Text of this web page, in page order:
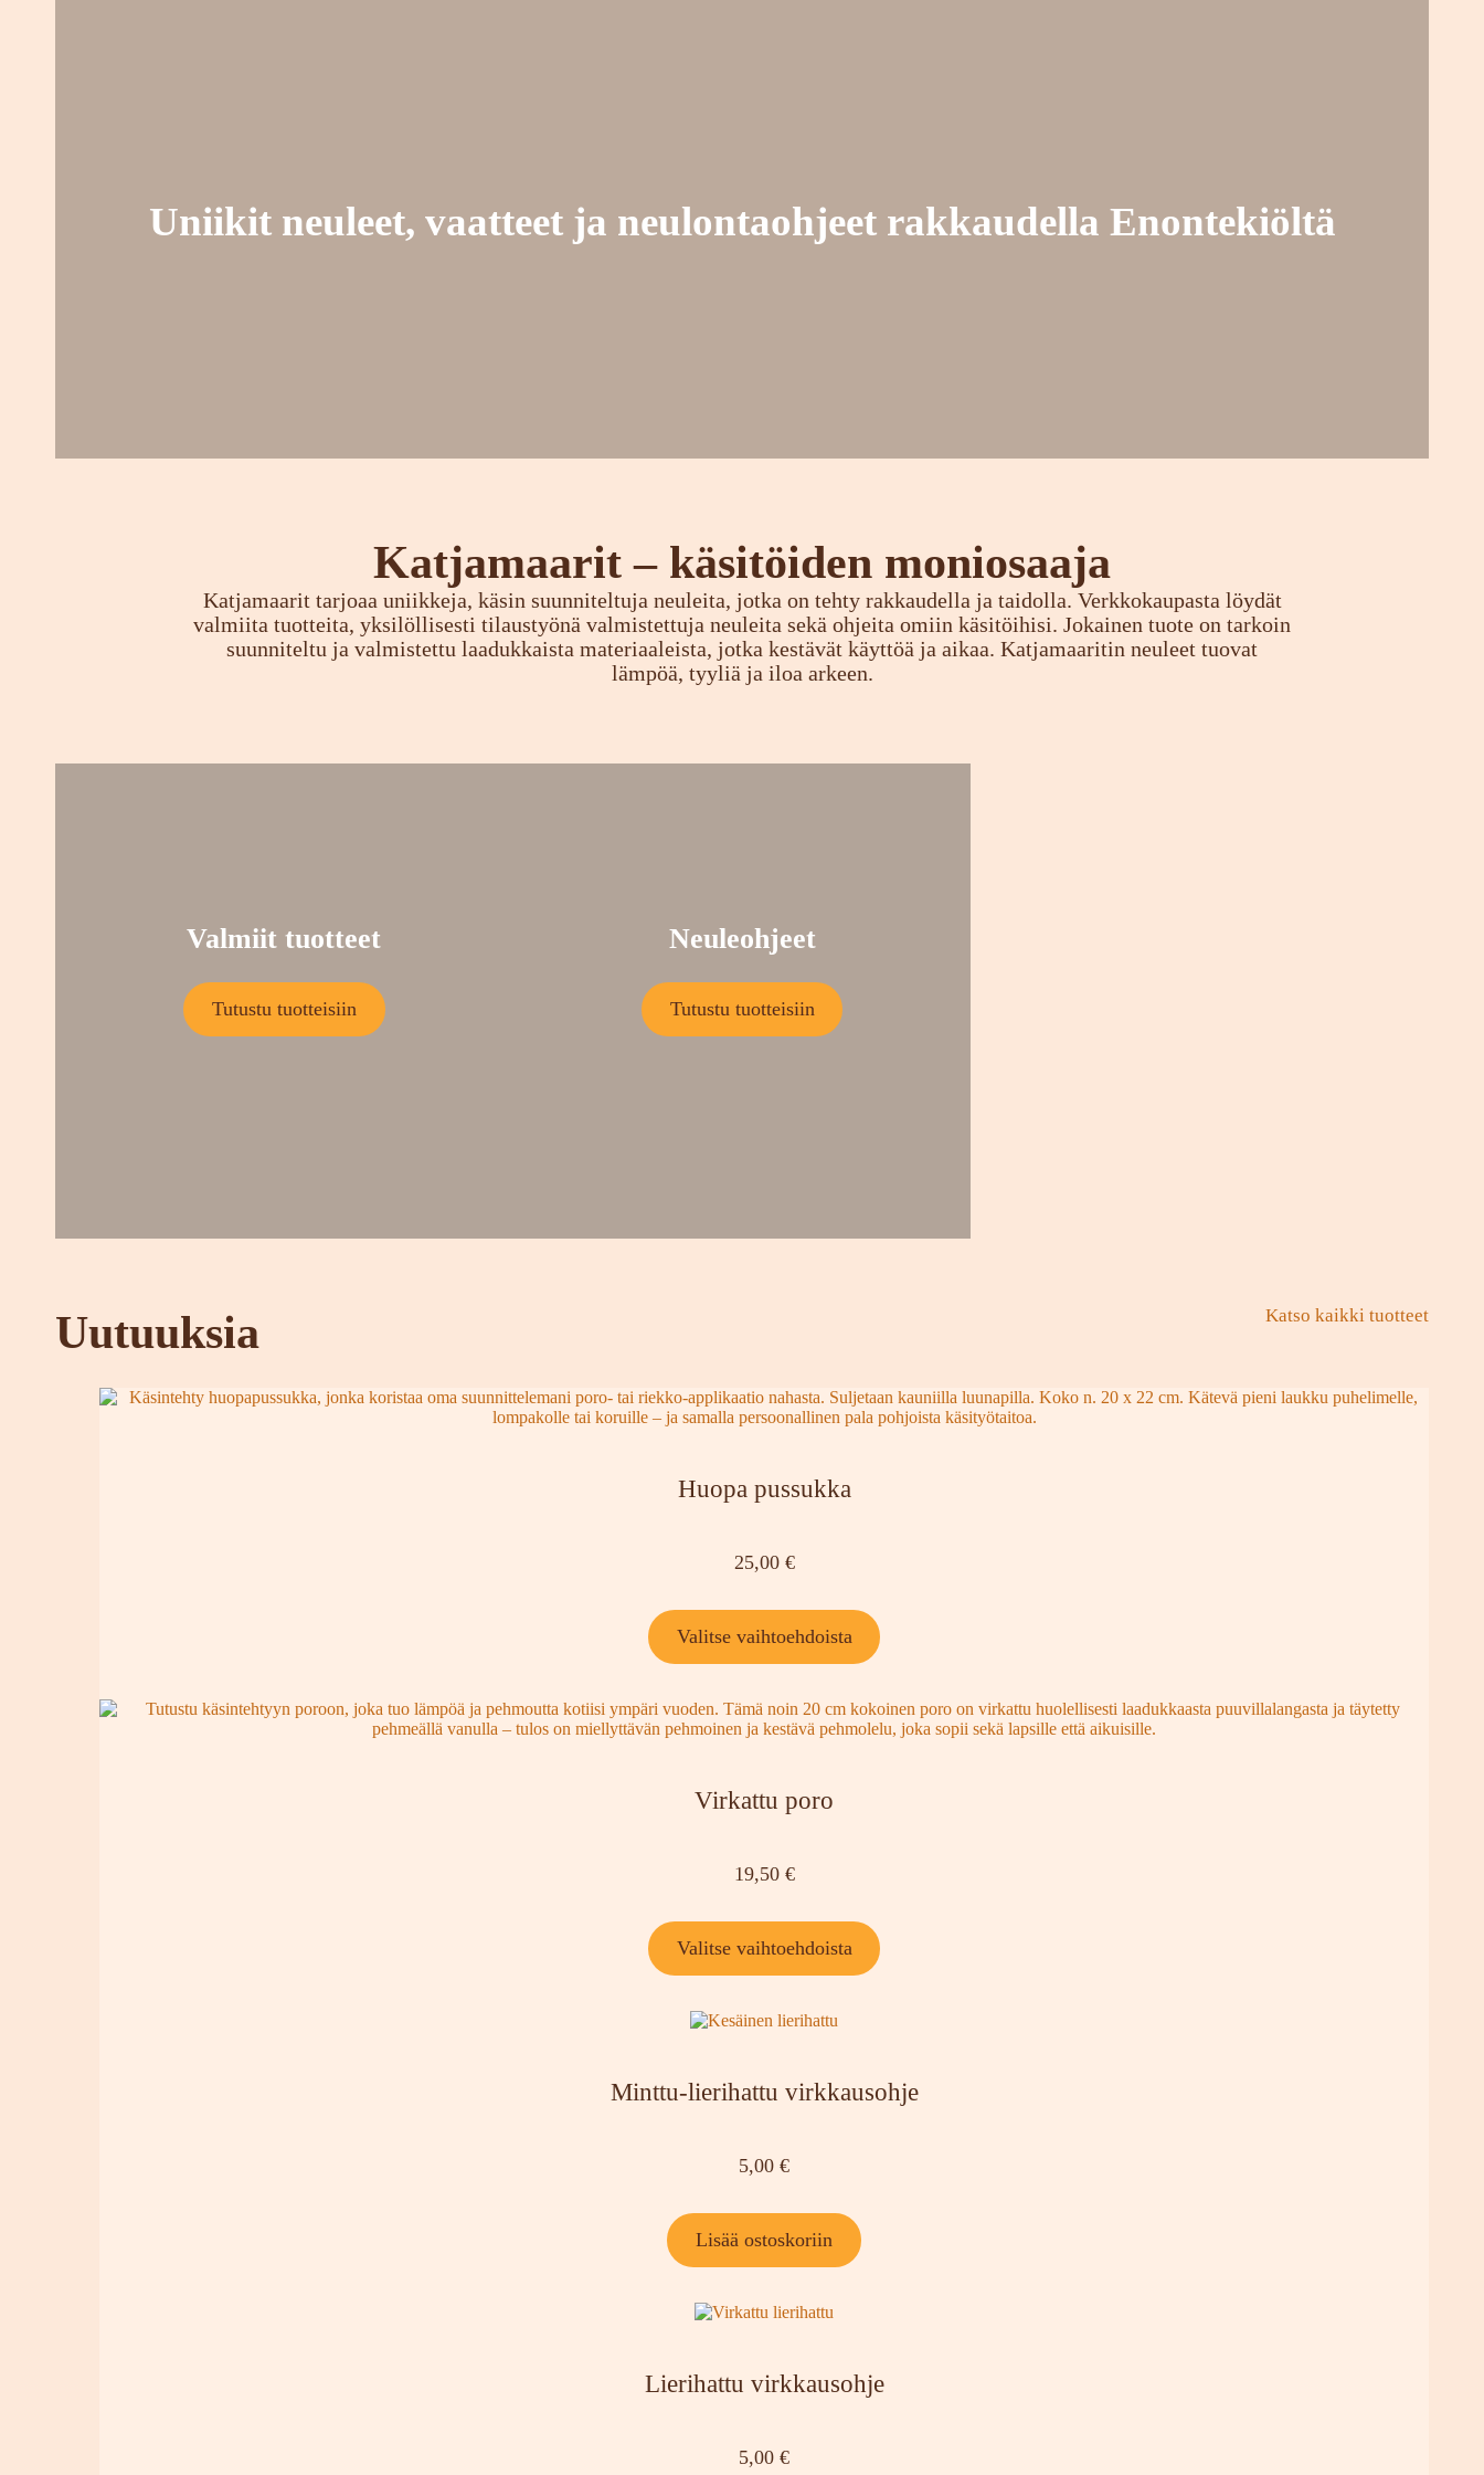
Uniikit neuleet, vaatteet ja neulontaohjeet rakkaudella Enontekiöltä
Katjamaarit – käsitöiden moniosaaja
Katjamaarit tarjoaa uniikkeja, käsin suunniteltuja neuleita, jotka on tehty rakkaudella ja taidolla. Verkkokaupasta löydät
valmiita tuotteita, yksilöllisesti tilaustyönä valmistettuja neuleita sekä ohjeita omiin käsitöihisi. Jokainen tuote on tarkoin
suunniteltu ja valmistettu laadukkaista materiaaleista, jotka kestävät käyttöä ja aikaa. Katjamaaritin neuleet tuovat
lämpöä, tyyliä ja iloa arkeen.
Valmiit tuotteet
Tutustu tuotteisiin
Neuleohjeet
Tutustu tuotteisiin
Uutuuksia Katso kaikki tuotteet
Huopa pussukka
25,00 €
Valitse vaihtoehdoista
Virkattu poro
19,50 €
Valitse vaihtoehdoista
Minttu-lierihattu virkkausohje
5,00 €
Lisää ostoskoriin
Lierihattu virkkausohje
5,00 €